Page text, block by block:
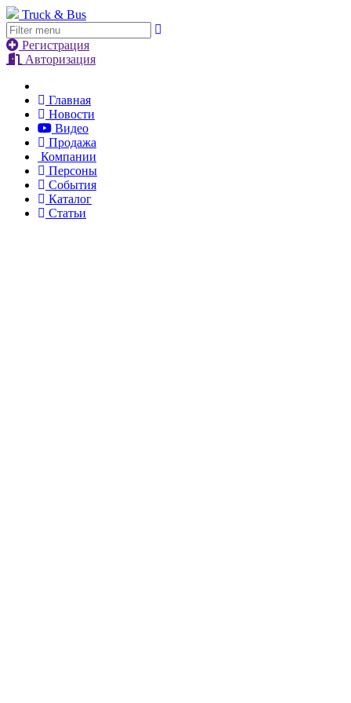
Truck & Bus
Регистрация
Авторизация
Главная
Новости
Видео
Продажа
Компании
Персоны
События
Каталог
Статьи